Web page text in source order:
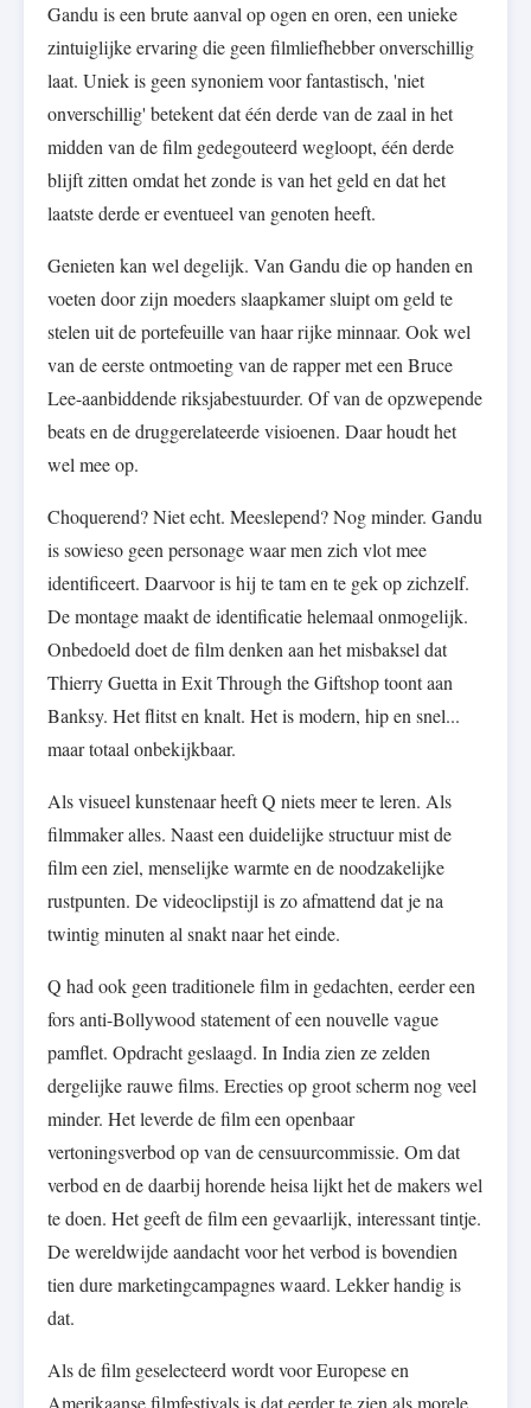
Gandu is een brute aanval op ogen en oren, een unieke
zintuiglijke ervaring die geen filmliefhebber onverschillig
laat. Uniek is geen synoniem voor fantastisch, 'niet
onverschillig' betekent dat één derde van de zaal in het
midden van de film gedegouteerd wegloopt, één derde
blijft zitten omdat het zonde is van het geld en dat het
laatste derde er eventueel van genoten heeft.
Genieten kan wel degelijk. Van Gandu die op handen en
voeten door zijn moeders slaapkamer sluipt om geld te
stelen uit de portefeuille van haar rijke minnaar. Ook wel
van de eerste ontmoeting van de rapper met een Bruce
Lee-aanbiddende riksjabestuurder. Of van de opzwepende
beats en de druggerelateerde visioenen. Daar houdt het
wel mee op.
Choquerend? Niet echt. Meeslepend? Nog minder. Gandu
is sowieso geen personage waar men zich vlot mee
identificeert. Daarvoor is hij te tam en te gek op zichzelf.
De montage maakt de identificatie helemaal onmogelijk.
Onbedoeld doet de film denken aan het misbaksel dat
Thierry Guetta in Exit Through the Giftshop toont aan
Banksy. Het flitst en knalt. Het is modern, hip en snel...
maar totaal onbekijkbaar.
Als visueel kunstenaar heeft Q niets meer te leren. Als
filmmaker alles. Naast een duidelijke structuur mist de
film een ziel, menselijke warmte en de noodzakelijke
rustpunten. De videoclipstijl is zo afmattend dat je na
twintig minuten al snakt naar het einde.
Q had ook geen traditionele film in gedachten, eerder een
fors anti-Bollywood statement of een nouvelle vague
pamflet. Opdracht geslaagd. In India zien ze zelden
dergelijke rauwe films. Erecties op groot scherm nog veel
minder. Het leverde de film een openbaar
vertoningsverbod op van de censuurcommissie. Om dat
verbod en de daarbij horende heisa lijkt het de makers wel
te doen. Het geeft de film een gevaarlijk, interessant tintje.
De wereldwijde aandacht voor het verbod is bovendien
tien dure marketingcampagnes waard. Lekker handig is
dat.
Als de film geselecteerd wordt voor Europese en